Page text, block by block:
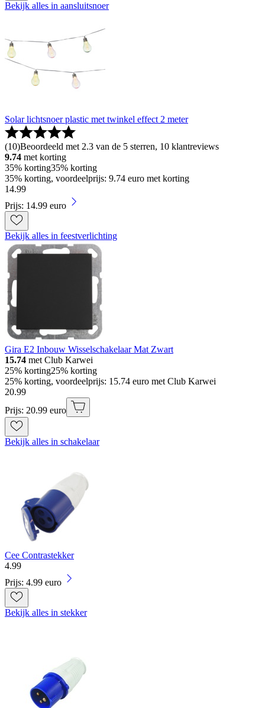
Bekijk alles in aansluitsnoer
Solar lichtsnoer plastic met twinkel effect 2 meter
(10)Beoordeeld met 2.3 van de 5 sterren, 10 klantreviews
9.74 met korting
35% korting35% korting
35% korting, voordeelprijs: 9.74 euro met korting
14.99
Prijs: 14.99 euro
Bekijk alles in feestverlichting
Gira E2 Inbouw Wisselschakelaar Mat Zwart
15.74 met Club Karwei
25% korting25% korting
25% korting, voordeelprijs: 15.74 euro met Club Karwei
20.99
Prijs: 20.99 euro
Bekijk alles in schakelaar
Cee Contrastekker
4.99
Prijs: 4.99 euro
Bekijk alles in stekker